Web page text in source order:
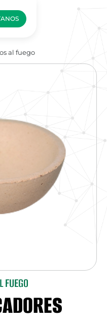
al fuego
FUEGO